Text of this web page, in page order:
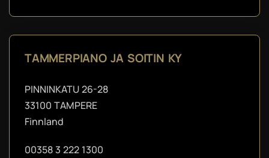
TAMMERPIANO JA SOITIN KY
PINNINKATU 26-28
33100 TAMPERE
Finnland
00358 3 222 1300